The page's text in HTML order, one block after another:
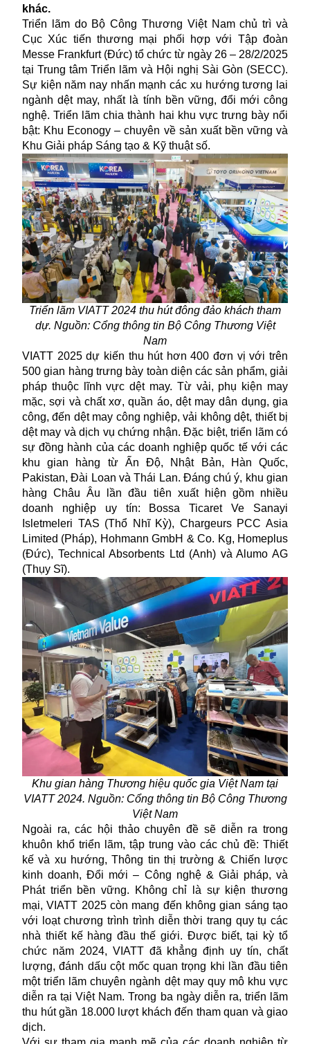
khác.
Triển lãm do Bộ Công Thương Việt Nam chủ trì và
Cục Xúc tiến thương mại phối hợp với Tập đoàn
Messe Frankfurt (Đức) tổ chức từ ngày 26 – 28/2/2025
tại Trung tâm Triển lãm và Hội nghị Sài Gòn (SECC).
Sự kiện năm nay nhấn mạnh các xu hướng tương lai
ngành dệt may, nhất là tính bền vững, đổi mới công
nghệ. Triển lãm chia thành hai khu vực trưng bày nổi
bật: Khu Econogy – chuyên về sản xuất bền vững và
Khu Giải pháp Sáng tạo & Kỹ thuật số.
Triển lãm VIATT 2024 thu hút đông đảo khách tham
dự. Nguồn: Cổng thông tin Bộ Công Thương Việt
Nam
VIATT 2025 dự kiến thu hút hơn 400 đơn vị với trên
500 gian hàng trưng bày toàn diện các sản phẩm, giải
pháp thuộc lĩnh vực dệt may. Từ vải, phụ kiện may
mặc, sợi và chất xơ, quần áo, dệt may dân dụng, gia
công, đến dệt may công nghiệp, vải không dệt, thiết bị
dệt may và dịch vụ chứng nhận. Đặc biệt, triển lãm có
sự đồng hành của các doanh nghiệp quốc tế với các
khu gian hàng từ Ấn Độ, Nhật Bản, Hàn Quốc,
Pakistan, Đài Loan và Thái Lan. Đáng chú ý, khu gian
hàng Châu Âu lần đầu tiên xuất hiện gồm nhiều
doanh nghiệp uy tín: Bossa Ticaret Ve Sanayi
Isletmeleri TAS (Thổ Nhĩ Kỳ), Chargeurs PCC Asia
Limited (Pháp), Hohmann GmbH & Co. Kg, Homeplus
(Đức), Technical Absorbents Ltd (Anh) và Alumo AG
(Thụy Sĩ).
Khu gian hàng Thương hiệu quốc gia Việt Nam tại
VIATT 2024. Nguồn: Cổng thông tin Bộ Công Thương
Việt Nam
Ngoài ra, các hội thảo chuyên đề sẽ diễn ra trong
khuôn khổ triển lãm, tập trung vào các chủ đề: Thiết
kế và xu hướng, Thông tin thị trường & Chiến lược
kinh doanh, Đổi mới – Công nghệ & Giải pháp, và
Phát triển bền vững. Không chỉ là sự kiện thương
mại, VIATT 2025 còn mang đến không gian sáng tạo
với loạt chương trình trình diễn thời trang quy tụ các
nhà thiết kế hàng đầu thế giới. Được biết, tại kỳ tổ
chức năm 2024, VIATT đã khẳng định uy tín, chất
lượng, đánh dấu cột mốc quan trọng khi lần đầu tiên
một triển lãm chuyên ngành dệt may quy mô khu vực
diễn ra tại Việt Nam. Trong ba ngày diễn ra, triển lãm
thu hút gần 18.000 lượt khách đến tham quan và giao
dịch.